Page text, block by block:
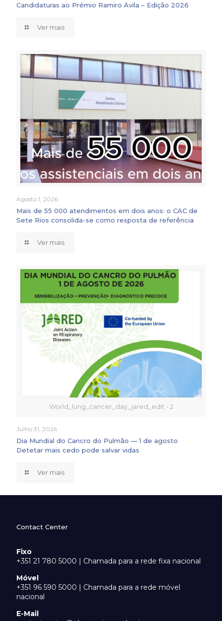
Candidaturas ao Prémio Ramiro Ávila – Edição 2026
Ver mais
Agosto 1, 2026
Mais de 55 000 atendimentos em dois anos: o CAC de
Sete Rios consolida-se como resposta de referência
Ver mais
World_lung_cancer_day_jared_edit - 2
Julho 31, 2026
Dia Mundial do Cancro do Pulmão — 1 de agosto
Detetar mais cedo pode salvar vidas
Ver mais
Contact Center
Fixo
+351 21 780 5000 | Chamada para a rede fixa nacional
Móvel
+351 96 590 5000 | Chamada para a rede móvel
nacional
E-Mail